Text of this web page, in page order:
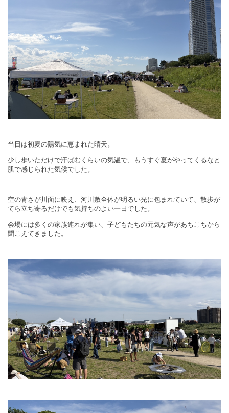
当日は初夏の陽気に恵まれた晴天。
少し歩いただけで汗ばむくらいの気温で、もうすぐ夏がやってくるなと
肌で感じられた気候でした。
空の青さが川面に映え、河川敷全体が明るい光に包まれていて、散歩が
てら立ち寄るだけでも気持ちのよい一日でした。
会場には多くの家族連れが集い、子どもたちの元気な声があちこちから
聞こえてきました。